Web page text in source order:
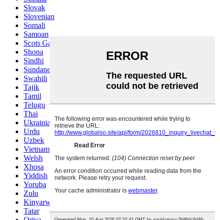
Slovak
Slovenian
Somali
Samoan
Scots Gaelic
Shona
Sindhi
Sundanese
Swahili
Tajik
Tamil
Telugu
Thai
Ukrainian
Urdu
Uzbek
Vietnamese
Welsh
Xhosa
Yiddish
Yoruba
Zulu
Kinyarwanda
Tatar